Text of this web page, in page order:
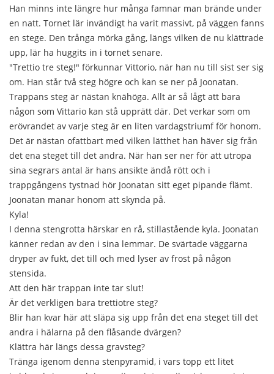
Han minns inte längre hur många famnar man brände under
en natt. Tornet lär invändigt ha varit massivt, på väggen fanns
en stege. Den trånga mörka gång, längs vilken de nu klättrade
upp, lär ha huggits in i tornet senare.
"Trettio tre steg!" förkunnar Vittorio, när han nu till sist ser sig
om. Han står två steg högre och kan se ner på Joonatan.
Trappans steg är nästan knähöga. Allt är så lågt att bara
någon som Vittario kan stå upprätt där. Det verkar som om
erövrandet av varje steg är en liten vardagstriumf för honom.
Det är nästan ofattbart med vilken lätthet han häver sig från
det ena steget till det andra. När han ser ner för att utropa
sina segrars antal är hans ansikte ändå rött och i
trappgångens tystnad hör Joonatan sitt eget pipande flämt.
Joonatan manar honom att skynda på.
Kyla!
I denna stengrotta härskar en rå, stillastående kyla. Joonatan
känner redan av den i sina lemmar. De svärtade väggarna
dryper av fukt, det till och med lyser av frost på någon
stensida.
Att den här trappan inte tar slut!
Är det verkligen bara trettiotre steg?
Blir han kvar här att släpa sig upp från det ena steget till det
andra i hälarna på den flåsande dvärgen?
Klättra här längs dessa gravsteg?
Tränga igenom denna stenpyramid, i vars topp ett litet